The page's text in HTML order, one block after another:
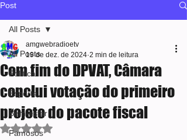
Post
All Posts
Política
Esporte
Bem-estar
Famosos
All Posts
Com fim do DPVAT, Câmara
conclui votação do primeiro
projeto do pacote fiscal
amgwebradioetv
19 de dez. de 2024 2 min de leitura
Avaliado com NaN de 5 estrelas.